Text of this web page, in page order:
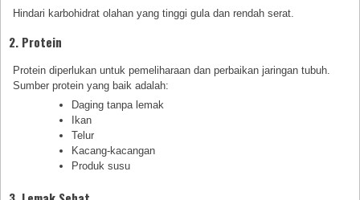
Hindari karbohidrat olahan yang tinggi gula dan rendah serat.
2. Protein
Protein diperlukan untuk pemeliharaan dan perbaikan jaringan tubuh.
Sumber protein yang baik adalah:
Daging tanpa lemak
Ikan
Telur
Kacang-kacangan
Produk susu